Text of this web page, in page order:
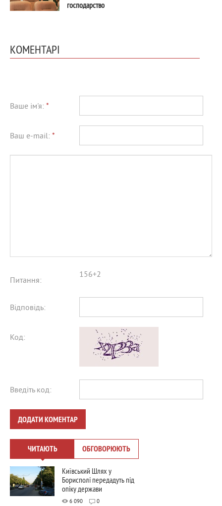
господарство
КОМЕНТАРІ
Ваше ім'я: *
Ваш e-mail: *
Питання:
156+2
Відповідь:
Код:
Введіть код:
ДОДАТИ КОМЕНТАР
ЧИТАЮТЬ ОБГОВОРЮЮТЬ
Київський Шлях у
Борисполі передадуть під
опіку держави
6 090 0